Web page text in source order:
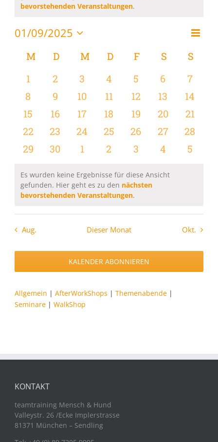
bevorstehenden Veranstaltungen.
Monat
01/09/2025
wählen.
Kalender
von
Veranstaltungen
MMONTAG
D DIENSTAG
MMITTWOCH
D DONNERSTAG
F FREITAG
S SAMSTAG
S
0
Veranstaltungen
1
0
Veranstaltungen
2
0
Veranstaltungen
3
0
Veranstaltungen
4
0
Veranstaltungen
5
0
6
0
7
0
Veranstaltungen
8
0
Veranstaltungen
9
0
Veranstaltungen
10
0
Veranstaltungen
11
0
Veranstaltungen
12
0
13
0
14
0
Veranstaltungen
15
0
Veranstaltungen
16
0
Veranstaltungen
17
0
Veranstaltungen
18
0
Veranstaltungen
19
0
20
0
21
0
Veranstaltungen
22
0
Veranstaltungen
23
0
Veranstaltungen
24
0
Veranstaltungen
25
0
Veranstaltungen
26
0
27
0
28
0
29
0
30
0
1
0
2
0
3
0
4
0
5
Hinweis
Es wurden keine Ergebnisse für diese Ansicht
gefunden. Hier geht es zu den nächsten
bevorstehenden Veranstaltungen.
Aug. Dieser Monat Okt.
KALENDER ABONNIEREN
Allgemein | AfterWorkShops | Themenabende |
Seminare | WalkShop
KONTAKT
teamtraining Mensch & Hund
Valleystr. 26 /Ecke Implerstrasse
81371 München – Sendling